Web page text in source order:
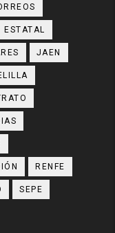
ESTATAL
JAEN
RENFE
SEPE